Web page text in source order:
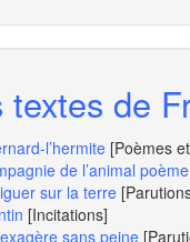
textes de
l’hermite [Poèmes
de l’animal poème
sur la terre
[Incitations]
sans peine